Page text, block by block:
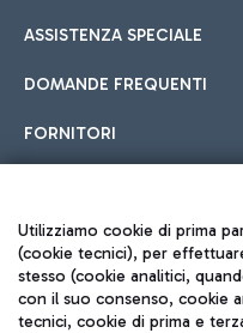
ASSISTENZA SPECIALE
DOMANDE FREQUENTI
FORNITORI
Seguici sui social
Utilizziamo cookie di prima
(cookie tecnici), per
stesso (cookie analitici,
con il suo consenso, cookie
tecnici, cookie di prima e